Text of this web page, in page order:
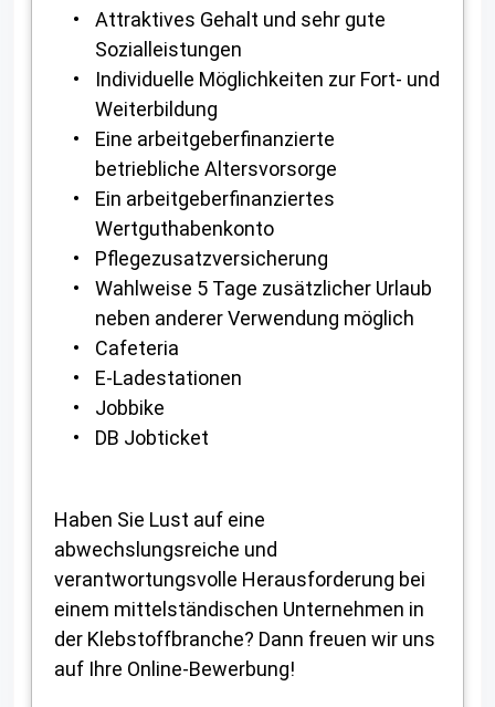
Attraktives Gehalt und sehr gute
Sozialleistungen
Individuelle Möglichkeiten zur Fort- und
Weiterbildung
Eine arbeitgeberfinanzierte
betriebliche Altersvorsorge
Ein arbeitgeberfinanziertes
Wertguthabenkonto
Pflegezusatzversicherung
Wahlweise 5 Tage zusätzlicher Urlaub
neben anderer Verwendung möglich
Cafeteria
E-Ladestationen
Jobbike
DB Jobticket
Haben Sie Lust auf eine
abwechslungsreiche und
verantwortungsvolle Herausforderung bei
einem mittelständischen Unternehmen in
der Klebstoffbranche? Dann freuen wir uns
auf Ihre Online-Bewerbung!